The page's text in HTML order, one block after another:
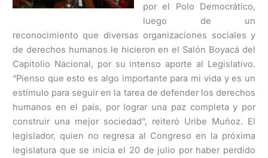
por el Polo Democrático,
luego de un
reconocimiento que diversas organizaciones sociales y
de derechos humanos le hicieron en el Salón Boyacá del
Capitolio Nacional, por su intenso aporte al Legislativo.
“Pienso que esto es algo importante para mi vida y es un
estímulo para seguir en la tarea de defender los derechos
humanos en el país, por lograr una paz completa y por
construir una mejor sociedad”, reiteró Uribe Muñoz. El
legislador, quien no regresa al Congreso en la próxima
legislatura que se inicia el 20 de julio por haber perdido